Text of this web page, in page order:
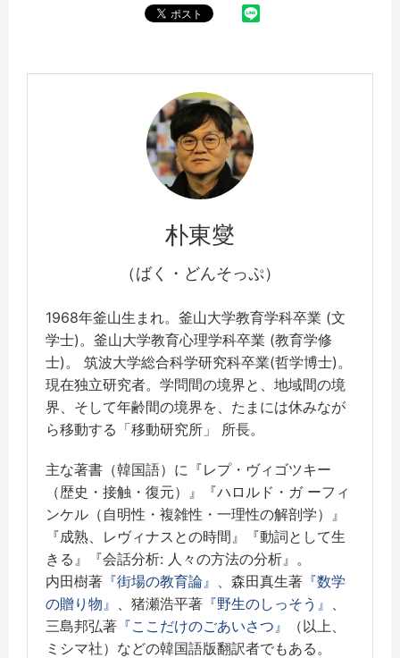
朴東燮
（ばく・どんそっぷ）
1968年釜山生まれ。釜山大学教育学科卒業 (文
学士)。釜山大学教育心理学科卒業 (教育学修
士)。 筑波大学総合科学研究科卒業(哲学博士)。
現在独立研究者。学問間の境界と、地域間の境
界、そして年齢間の境界を、たまには休みなが
ら移動する「移動研究所」 所長。
主な著書（韓国語）に『レプ・ヴィゴツキー
（歴史・接触・復元）』『ハロルド・ガ ーフィ
ンケル（自明性・複雑性・一理性の解剖学）』
『成熟、レヴィナスとの時間』『動詞として生
きる』『会話分析: 人々の方法の分析』。
内田樹著 『街場の教育論』 、森田真生著 『数学
の贈り物』
、猪瀬浩平著 『野生のしっそう』
三島邦弘著 『ここだけのごあいさつ』
（以上、
ミシマ社）などの韓国語版翻訳者でもある。